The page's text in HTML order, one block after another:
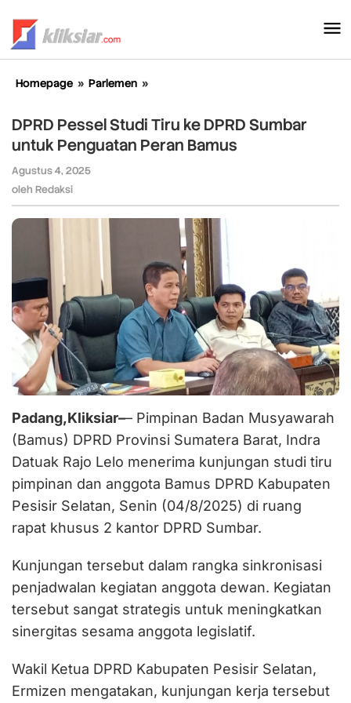
konten
Homepage » Parlemen »
Studi
Tiru
ke
Penguatan
Peran
Bamus
DPRD Pessel Studi Tiru ke DPRD Sumbar
untuk Penguatan Peran Bamus
Agustus 4, 2025
oleh Redaksi
Padang,Kliksiar–– Pimpinan Badan Musyawarah
(Bamus) DPRD Provinsi Sumatera Barat, Indra
Datuak Rajo Lelo menerima kunjungan studi tiru
pimpinan dan anggota Bamus DPRD Kabupaten
Pesisir Selatan, Senin (04/8/2025) di ruang
rapat khusus 2 kantor DPRD Sumbar.
Kunjungan tersebut dalam rangka sinkronisasi
penjadwalan kegiatan anggota dewan. Kegiatan
tersebut sangat strategis untuk meningkatkan
sinergitas sesama anggota legislatif.
Wakil Ketua DPRD Kabupaten Pesisir Selatan,
Ermizen mengatakan, kunjungan kerja tersebut